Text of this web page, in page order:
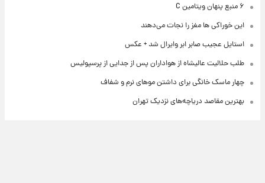
۶ منبع پنهان ویتامین C
این خوراکی ها مغز را نجات می‌دهند
استایل عجیب صابر ابر وایرال شد + عکس
طلب حلالیت عالیشاه از هواداران پس از جدایی از پرسپولیس
چهار ماسک خانگی برای داشتن موهای نرم و شفاف
بهترین مقاصد دریاچه‌های نزدیک تهران